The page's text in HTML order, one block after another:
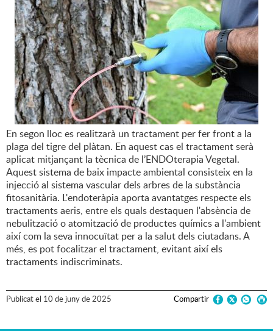
En segon lloc es realitzarà un tractament per fer front a la
plaga del tigre del plàtan. En aquest cas el tractament serà
aplicat mitjançant la tècnica de l’ENDOterapia Vegetal.
Aquest sistema de baix impacte ambiental consisteix en la
injecció al sistema vascular dels arbres de la substància
fitosanitària. L'endoteràpia aporta avantatges respecte els
tractaments aeris, entre els quals destaquen l'absència de
nebulització o atomització de productes químics a l'ambient
així com la seva innocuïtat per a la salut dels ciutadans. A
més, es pot focalitzar el tractament, evitant així els
tractaments indiscriminats.
Publicatel 10 dejunyde2025 Compartir